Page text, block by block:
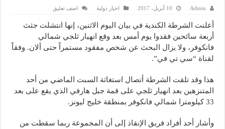
Admin 10 أبريل، 2017 اخبار دولية اضف تعليق
أعلنت الشرطة الكندية في بيان اليوم الاثنين، إنها انتشلت جثث
أربعة سائحين فقدوا يوم أمس بعد وقع انهيار ثلجي شمالي
فانكوفر، ولا يزال البحث عن شخص مفقود مستمراً حتى ألان. وفقاً
لقناة “سي تي في”.
هذا وقد تلقت الشرطة أتصال استغاثة السبت الماضي من أحد
المتنزهين بعد انهيار ثلجي على قمة جبل هارفي الذي يقع على بعد
33 كيلومترا شمالي فانكوفر بمنطقة خليج ليونز.
وأشار أحد أفراد فريق الإنقاذ إلى أن المجموعة ربما سقطت من